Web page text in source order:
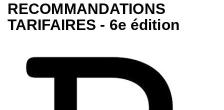
RECOMMANDATIONS
TARIFAIRES - 6e édition